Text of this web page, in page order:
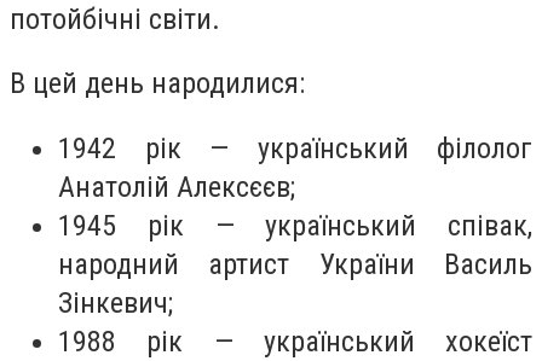
потойбічні світи.
В цей день народилися:
1942 рік — український філолог
Анатолій Алексєєв;
1945 рік — український співак,
народний артист України Василь
Зінкевич;
1988 рік — український хокеїст